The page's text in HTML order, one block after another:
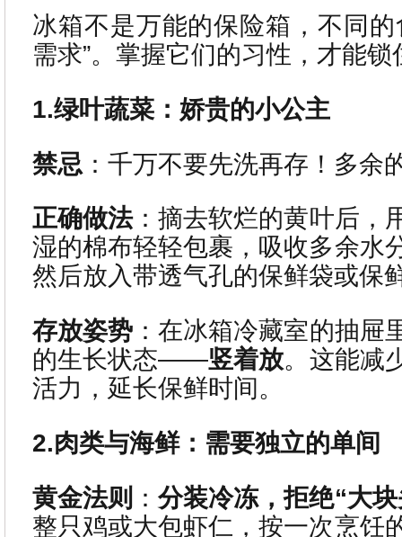
冰箱不是万能的保险箱，不同
需求”。掌握它们的习性，才能
1.绿叶蔬菜：娇贵的小公主
禁忌 ：千万不要先洗再存！多余
正确做法：摘去软烂的黄叶后，
湿的棉布轻轻包裹，吸收多余水
然后放入带透气孔的保鲜袋或保
存放姿势 ：在冰箱冷藏室的抽屉
的生长状态——竖着放。这能减
活力，延长保鲜时间。
2.肉类与海鲜：需要独立的单间
黄金法则 ：分装冷冻，拒绝“大块
整只鸡或大包虾仁，按一次烹饪